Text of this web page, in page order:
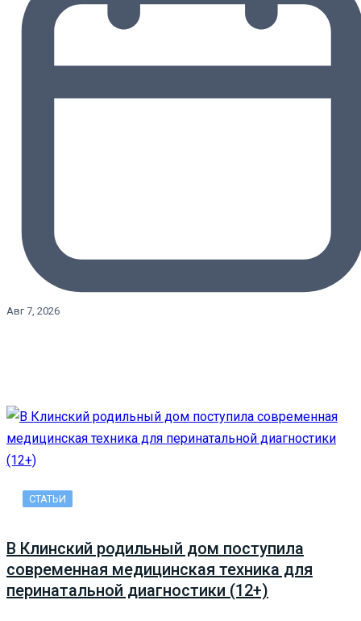
Авг 7, 2026
СТАТЬИ
В Клинский родильный дом поступила
современная медицинская техника для
перинатальной диагностики (12+)